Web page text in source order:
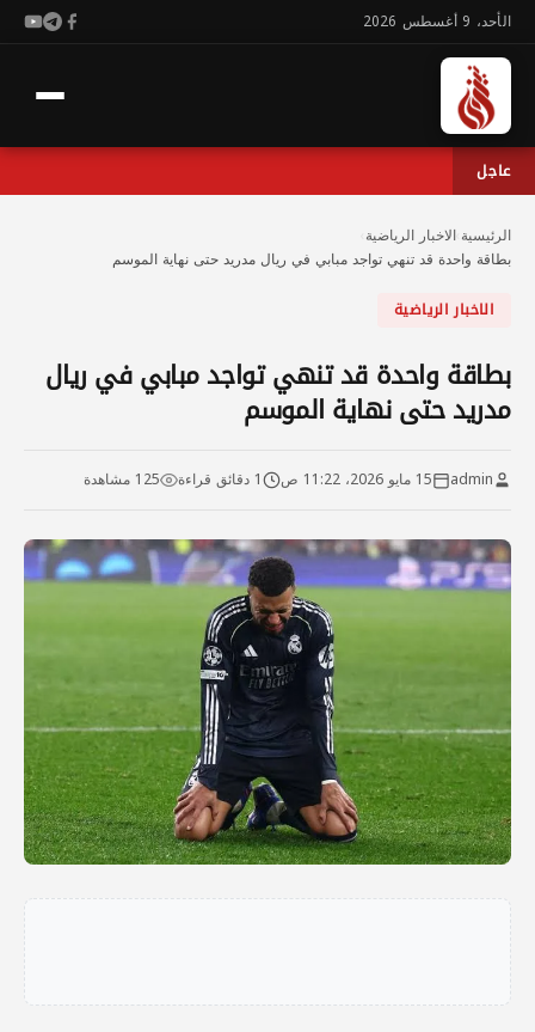
الأحد، 9 أغسطس 2026
عاجل
الرئيسية الاخبار الرياضية
بطاقة واحدة قد تنهي تواجد مبابي في ريال مدريد حتى نهاية الموسم
الاخبار الرياضية
بطاقة واحدة قد تنهي تواجد مبابي في ريال
مدريد حتى نهاية الموسم
admin 15 مايو 2026، 11:22 ص 1 دقائق قراءة 125 مشاهدة